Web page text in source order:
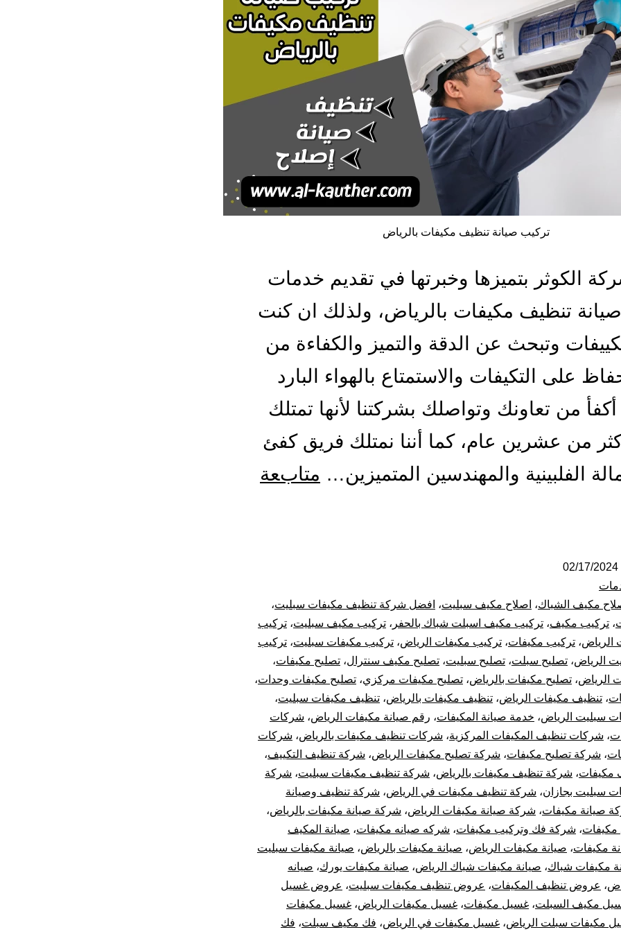
تركيب صيانة تنظيف مكيفات بالرياض
الكوثر بتميزها وخبرتها في تقديم خدمات
تنظيف مكيفات بالرياض، ولذلك ان كنت
وتبحث عن الدقة والتميز والكفاءة من
على التكيفات والاستمتاع بالهواء البارد
أكفأ من تعاونك وتواصلك بشركتنا لأنها تمتلك
من عشرين عام، كما أننا نمتلك فريق كفئ
الفلبينية والمهندسين المتميزين… متابعة
02/17/2024
مكيف الشباك، اصلاح مكيف سبليت، افضل شركة تنظيف مكيفات سبليت،
، تركيب مكيف، تركيب مكيف اسبلت شباك بالحفر ، تركيب مكيف سبليت، تركيب
الرياض، تركيب مكيفات، تركيب مكيفات الرياض، تركيب مكيفات سبليت، تركيب
الرياض، تصليح سبلت، تصليح سبليت، تصليح مكيف سنترال، تصليح مكيفات،
الرياض، تصليح مكيفات بالرياض، تصليح مكيفات مركزي، تصليح مكيفات وحدات،
، تنظيف مكيفات الرياض، تنظيف مكيفات بالرياض، تنظيف مكيفات سبليت،
سبليت الرياض، خدمة صيانة المكيفات، رقم صيانة مكيفات الرياض، شركات
، شركات تنظيف المكيفات المركزية، شركات تنظيف مكيفات بالرياض، شركات
، شركة تصليح مكيفات، شركة تصليح مكيفات الرياض، شركة تنظيف التكييف،
مكيفات، شركة تنظيف مكيفات بالرياض، شركة تنظيف مكيفات سبليت، شركة
سبليت بجازان، شركة تنظيف مكيفات في الرياض، شركة تنظيف وصيانة
صيانة مكيفات، شركة صيانة مكيفات الرياض، شركة صيانة مكيفات بالرياض،
، شركة فك وتركيب مكيفات، شركه صيانه مكيفات، صيانة المكيف
مكيفات، صيانة مكيفات الرياض، صيانة مكيفات بالرياض، صيانة مكيفات سبليت
مكيفات شباك، صيانة مكيفات شباك الرياض، صيانة مكيفات يورك، صيانه
، عروض تنظيف المكيفات، عروض تنظيف مكيفات سبليت، عروض غسيل
مكيف السبلت، غسيل مكيفات، غسيل مكيفات الرياض، غسيل مكيفات
مكيفات سبلت الرياض، غسيل مكيفات في الرياض، فك مكيف سبلت، فك